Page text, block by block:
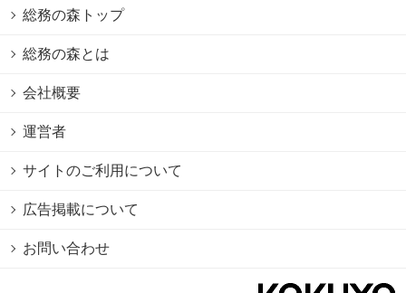
総務の森トップ
総務の森とは
会社概要
運営者
サイトのご利用について
広告掲載について
お問い合わせ